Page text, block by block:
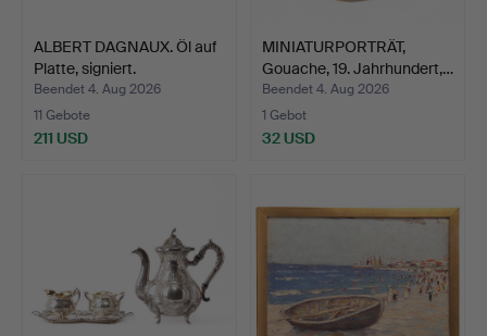
ALBERT DAGNAUX. Öl auf
Platte, signiert.
Beendet 4. Aug 2026
11 Gebote
211 USD
MINIATURPORTRÄT,
Gouache, 19. Jahrhundert,…
Beendet 4. Aug 2026
1 Gebot
32 USD